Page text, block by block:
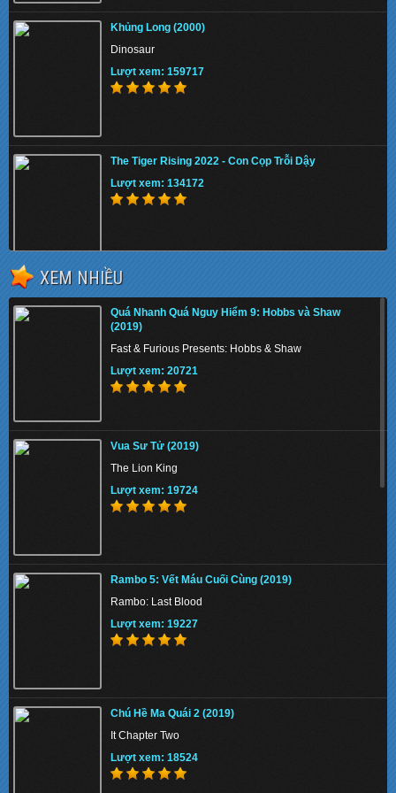
Khủng Long (2000)
Dinosaur
Lượt xem: 159717
The Tiger Rising 2022 - Con Cọp Trỗi Dậy
Lượt xem: 134172
Memory 2022 - Hồi Ức Sát Thủ
Lượt xem: 147678
Beast 2022 - Quái Thú
Lượt xem: 142709
Pinocchio 2022 - Cậu Bé Người Gỗ
Lượt xem: 155535
Emergency Declaration 2022 - Hạ Cánh Khẩn
Cấp
Lượt xem: 140413
XEM NHIỀU
Quá Nhanh Quá Nguy Hiểm 9: Hobbs và Shaw
(2019)
Fast & Furious Presents: Hobbs & Shaw
Lượt xem: 20721
Vua Sư Tử (2019)
The Lion King
Lượt xem: 19724
Rambo 5: Vết Máu Cuối Cùng (2019)
Rambo: Last Blood
Lượt xem: 19227
Chú Hề Ma Quái 2 (2019)
It Chapter Two
Lượt xem: 18524